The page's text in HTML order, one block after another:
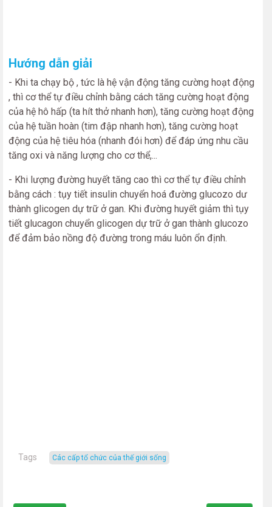
Hướng dẫn giải
- Khi ta chạy bộ , tức là hệ vận động tăng cường hoạt động
, thì cơ thể tự điều chỉnh bằng cách tăng cường hoạt động
của hệ hô hấp (ta hít thở nhanh hơn), tăng cường hoạt động
của hệ tuần hoàn (tim đập nhanh hơn), tăng cường hoạt
động của hệ tiêu hóa (nhanh đói hơn) để đáp ứng nhu cầu
tăng oxi và năng lượng cho cơ thể,...
- Khi lượng đường huyết tăng cao thì cơ thể tự điều chỉnh
bằng cách : tụy tiết insulin chuyển hoá đường glucozo dư
thành glicogen dự trữ ở gan. Khi đường huyết giảm thì tụy
tiết glucagon chuyển glicogen dự trữ ở gan thành glucozo
để đảm bảo nồng độ đường trong máu luôn ổn định.
Tags các cấp tổ chức của thế giới sống